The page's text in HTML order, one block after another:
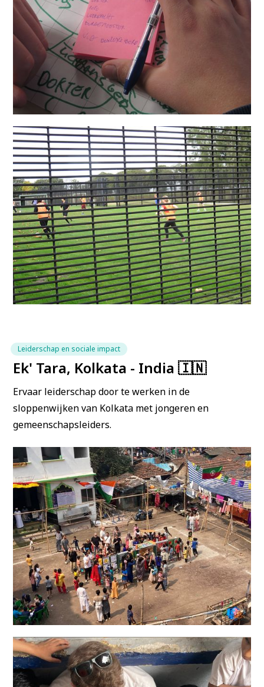
Leiderschap en sociale impact
Ek' Tara, Kolkata - India 🇮🇳
Ervaar leiderschap door te werken in de
sloppenwijken van Kolkata met jongeren en
gemeenschapsleiders.